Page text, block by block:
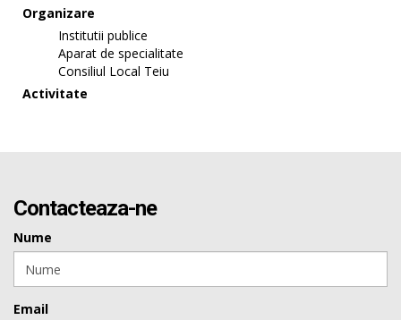
Organizare
Institutii publice
Aparat de specialitate
Consiliul Local Teiu
Activitate
Contacteaza-ne
Nume
Email